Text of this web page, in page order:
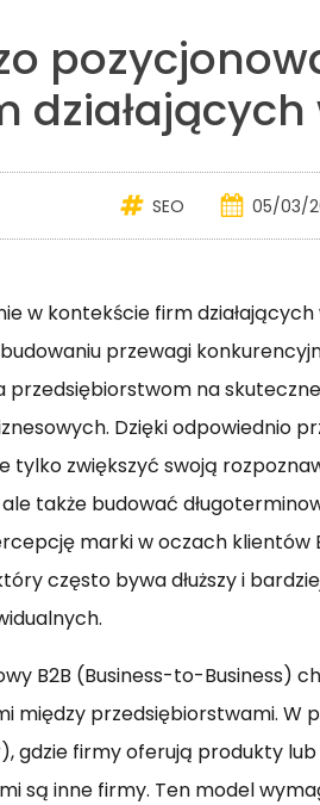
działających
SEO 05/03/
w kontekście firm
przewagi
przedsiębiorstwom na
Dzięki odpowiednio
tylko zwiększyć swoją
także budować
marki w oczach klientów
często bywa dłuższy i
B2B (Business-to-Business)
między przedsiębiorstwami. W
gdzie firmy oferują produkty lub
są inne firmy. Ten model